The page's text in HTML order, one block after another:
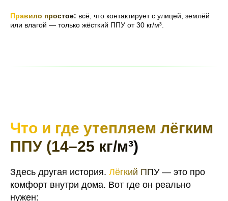
Правило простое: всё, что контактирует с улицей, землёй
или влагой — только жёсткий ППУ от 30 кг/м³.
Что и где утепляем лёгким
ППУ (14–25 кг/м³)
Здесь другая история. Лёгкий ППУ — это про
комфорт внутри дома. Вот где он реально
нужен: